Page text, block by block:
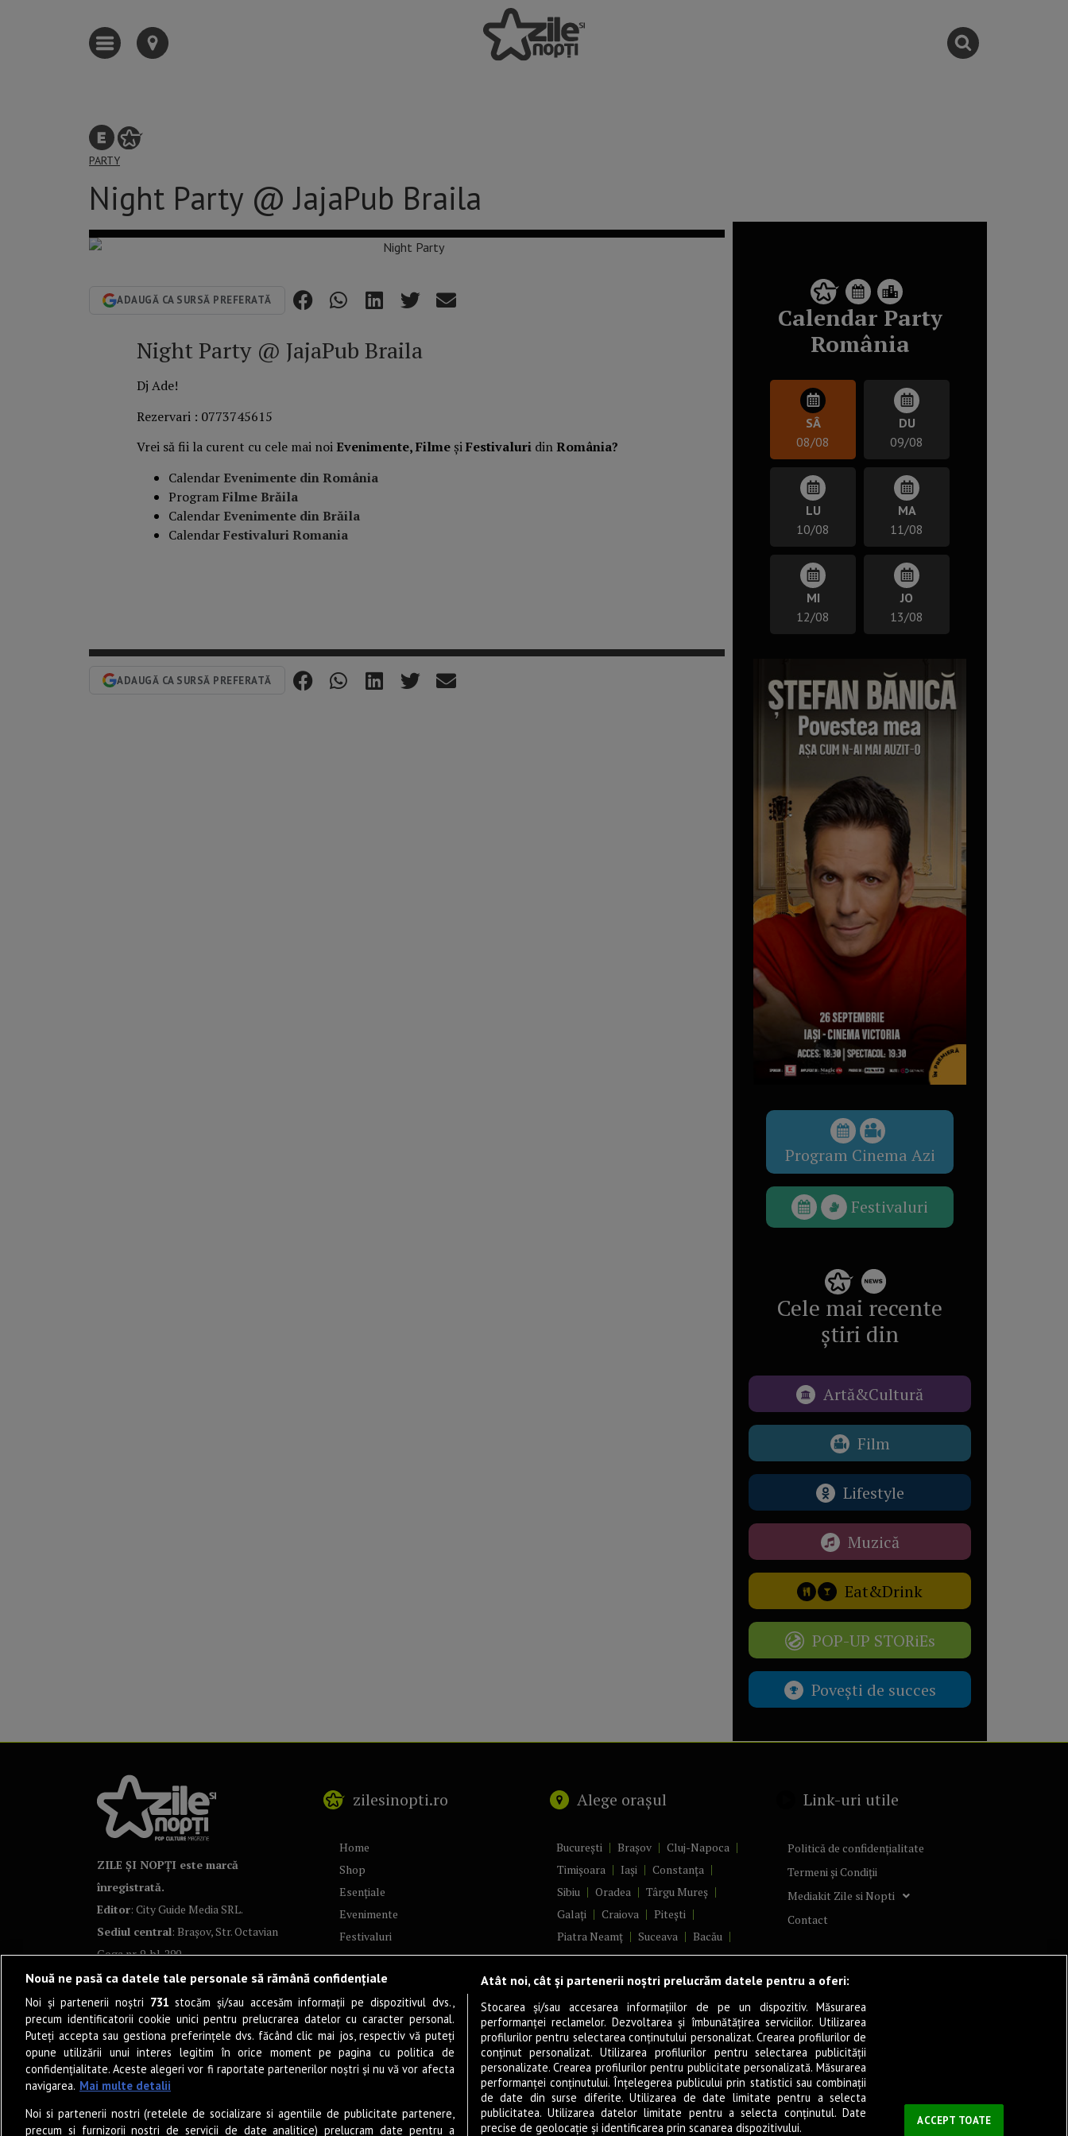
PARTY
Night Party @ JajaPub Braila
ADAUGĂ CA SURSĂ PREFERATĂ
Night Party@ JajaPub Braila
Dj Ade!
Rezervari : 0773745615
Vrei să fii la curent cu cele mai noiEvenimente, Filme șiFestivaluri dinRomânia?
Calendar Evenimente din România
ProgramFilme Brăila
Calendar Evenimente din Brăila
CalendarFestivaluri Romania
ADAUGĂ CA SURSĂ PREFERATĂ
Calendar Party
România
SÂ
08/08
DU
09/08
LU
10/08
MA
11/08
MI
12/08
JO
13/08
Program Cinema Azi
Festivaluri
Cele mai recente
știri din
Artă&Cultură
Film
Lifestyle
Muzică
Eat&Drink
POP-UP STORiEs
Povești de succes
ZILE ȘI NOPȚI este marcă
înregistrată.
Editor: City Guide Media SRL.
Sediul central: Brașov, Str. Octavian
Goga nr. 9, bl. 290
zilesinopti.ro
Home
Shop
Esențiale
Evenimente
Festivaluri
Concerte
Artă & Cultură
Teatru
Film
Program filme
Lifestyle
Muzică
Alege orașul
București Brașov
Cluj-Napoca
Timișoara
Iași
Constanța
Sibiu
Oradea
Târgu Mureș
Galați
Craiova
Pitești
Piatra Neamț
Suceava
Bacău
Brăila
Ploiești
Râmnicu Vâlcea
Alba Iulia
Arad
Bistrița
Baia Mare
Satu Mare
Sfântu Gheorghe
Deva
Focșani
Tulcea
Târgu Jiu
Alexandria
Botoșani
Buzău Vaslui
Reșița
Târgoviște
Drobeta-Turnu Severin
Călărași
Link-uri utile
Politică de confidențialitate
Termeni și Condiții
Mediakit Zile si Nopti
Contact
Nouă ne pasă ca datele tale personale să rămână confidențiale
Noi și partenerii noștri 731 stocăm și/sau accesăm informații pe dispozitivul dvs.,
precum identificatorii cookie unici pentru prelucrarea datelor cu caracter personal.
Puteți accepta sau gestiona preferințele dvs. făcând clic mai jos, respectiv vă puteți
opune utilizării unui interes legitim în orice moment pe pagina cu politica de
confidențialitate. Aceste alegeri vor fi raportate partenerilor noștri și nu vă vor afecta
navigarea. Mai multe detalii
Noi si partenerii nostri (retelele de socializare si agentiile de publicitate partenere,
precum si furnizorii nostri de servicii de date analitice) prelucram date pentru a
Atât noi, cât și partenerii noștri prelucrăm datele pentru a oferi:
Stocarea și/sau accesarea informațiilor de pe un dispozitiv. Măsurarea
performanței reclamelor. Dezvoltarea și îmbunătățirea serviciilor. Utilizarea
profilurilor pentru selectarea conținutului personalizat. Crearea profilurilor de
conținut personalizat. Utilizarea profilurilor pentru selectarea publicității
personalizate. Crearea profilurilor pentru publicitate personalizată. Măsurarea
performanței conținutului. Înțelegerea publicului prin statistici sau combinații
de date din surse diferite. Utilizarea de date limitate pentru a selecta
publicitatea. Utilizarea datelor limitate pentru a selecta conținutul. Date
precise de geolocație și identificarea prin scanarea dispozitivului.
ACCEPT TOATE